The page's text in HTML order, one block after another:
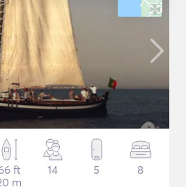
ft
m
14 5 8